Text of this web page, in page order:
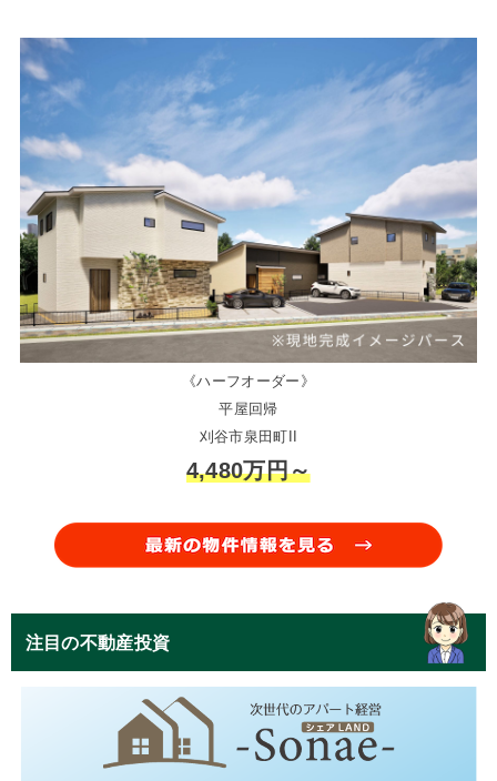
《ハーフオーダー》
平屋回帰
刈谷市泉田町II
4,480万円～
注目の不動産投資